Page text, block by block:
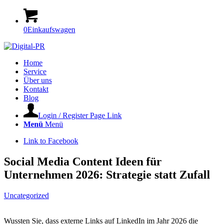
0Einkaufswagen
Home
Service
Über uns
Kontakt
Blog
Login / Register Page Link
Menü Menü
Link to Facebook
Social Media Content Ideen für
Unternehmen 2026: Strategie statt Zufall
Uncategorized
Wussten Sie, dass externe Links auf LinkedIn im Jahr 2026 die